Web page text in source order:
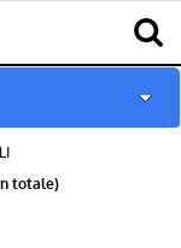
totale)